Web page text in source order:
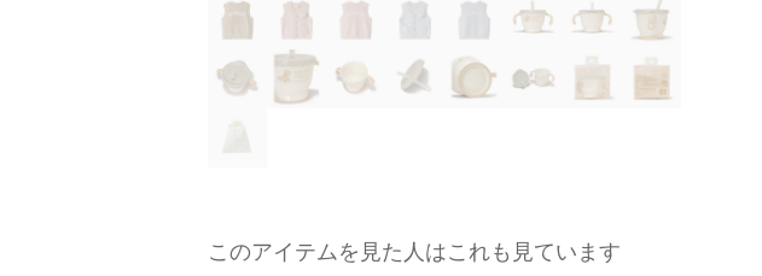
このアイテムを見た人はこれも見ています